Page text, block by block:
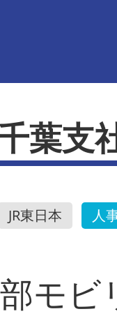
葉
JR東日本 人
モビ